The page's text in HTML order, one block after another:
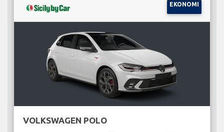
EKONOMI
VOLKSWAGEN POLO